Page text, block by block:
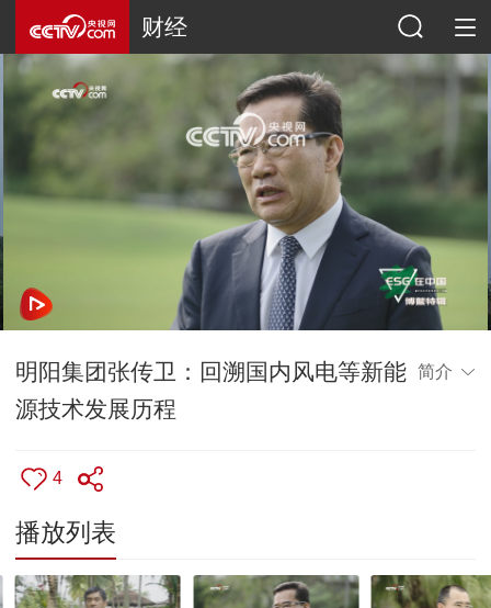
财经
网络开小差了，请稍后再试
明阳集团张传卫：回溯国内风电等新能
源技术发展历程
简介
4
播放列表